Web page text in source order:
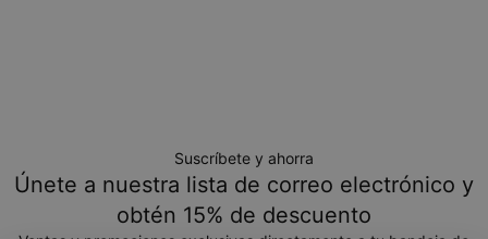
Suscríbete y ahorra
Únete a nuestra lista de correo electrónico y
obtén 15% de descuento